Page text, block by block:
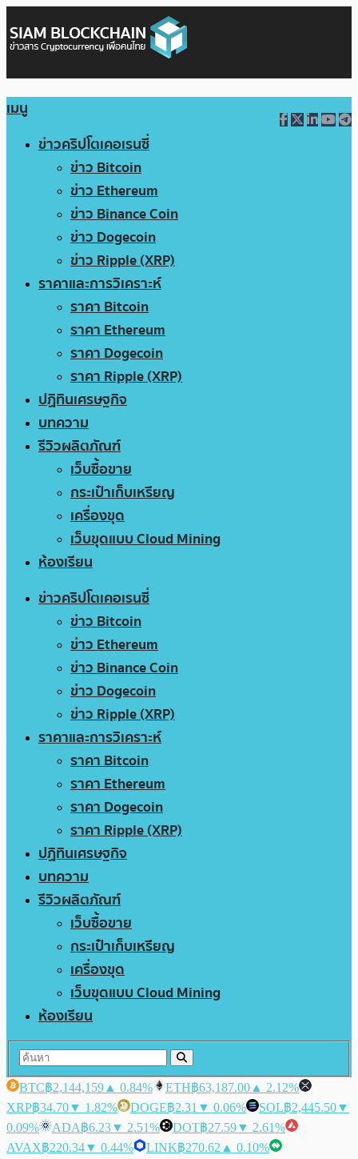
เมนู
ข่าวคริปโตเคอเรนซี่
ข่าว Bitcoin
ข่าว Ethereum
ข่าว Binance Coin
ข่าว Dogecoin
ข่าว Ripple (XRP)
ราคาและการวิเคราะห์
ราคา Bitcoin
ราคา Ethereum
ราคา Dogecoin
ราคา Ripple (XRP)
ปฏิทินเศรษฐกิจ
บทความ
รีวิวผลิตภัณฑ์
เว็บซื้อขาย
กระเป๋าเก็บเหรียญ
เครื่องขุด
เว็บขุดแบบ Cloud Mining
ห้องเรียน
ข่าวคริปโตเคอเรนซี่
ข่าว Bitcoin
ข่าว Ethereum
ข่าว Binance Coin
ข่าว Dogecoin
ข่าว Ripple (XRP)
ราคาและการวิเคราะห์
ราคา Bitcoin
ราคา Ethereum
ราคา Dogecoin
ราคา Ripple (XRP)
ปฏิทินเศรษฐกิจ
บทความ
รีวิวผลิตภัณฑ์
เว็บซื้อขาย
กระเป๋าเก็บเหรียญ
เครื่องขุด
เว็บขุดแบบ Cloud Mining
ห้องเรียน
BTC฿2,144,159 ▲ 0.84% ETH฿63,187.00 ▲ 2.12%
XRP฿34.70▼ 1.82% DOGE฿2.31 ▼ 0.06% SOL฿2,445.50▼
0.09%
ADA฿6.23▼ 2.51% DOT฿27.59▼ 2.61%
AVAX฿220.34▼ 0.44% LINK฿270.62 ▲ 0.10%